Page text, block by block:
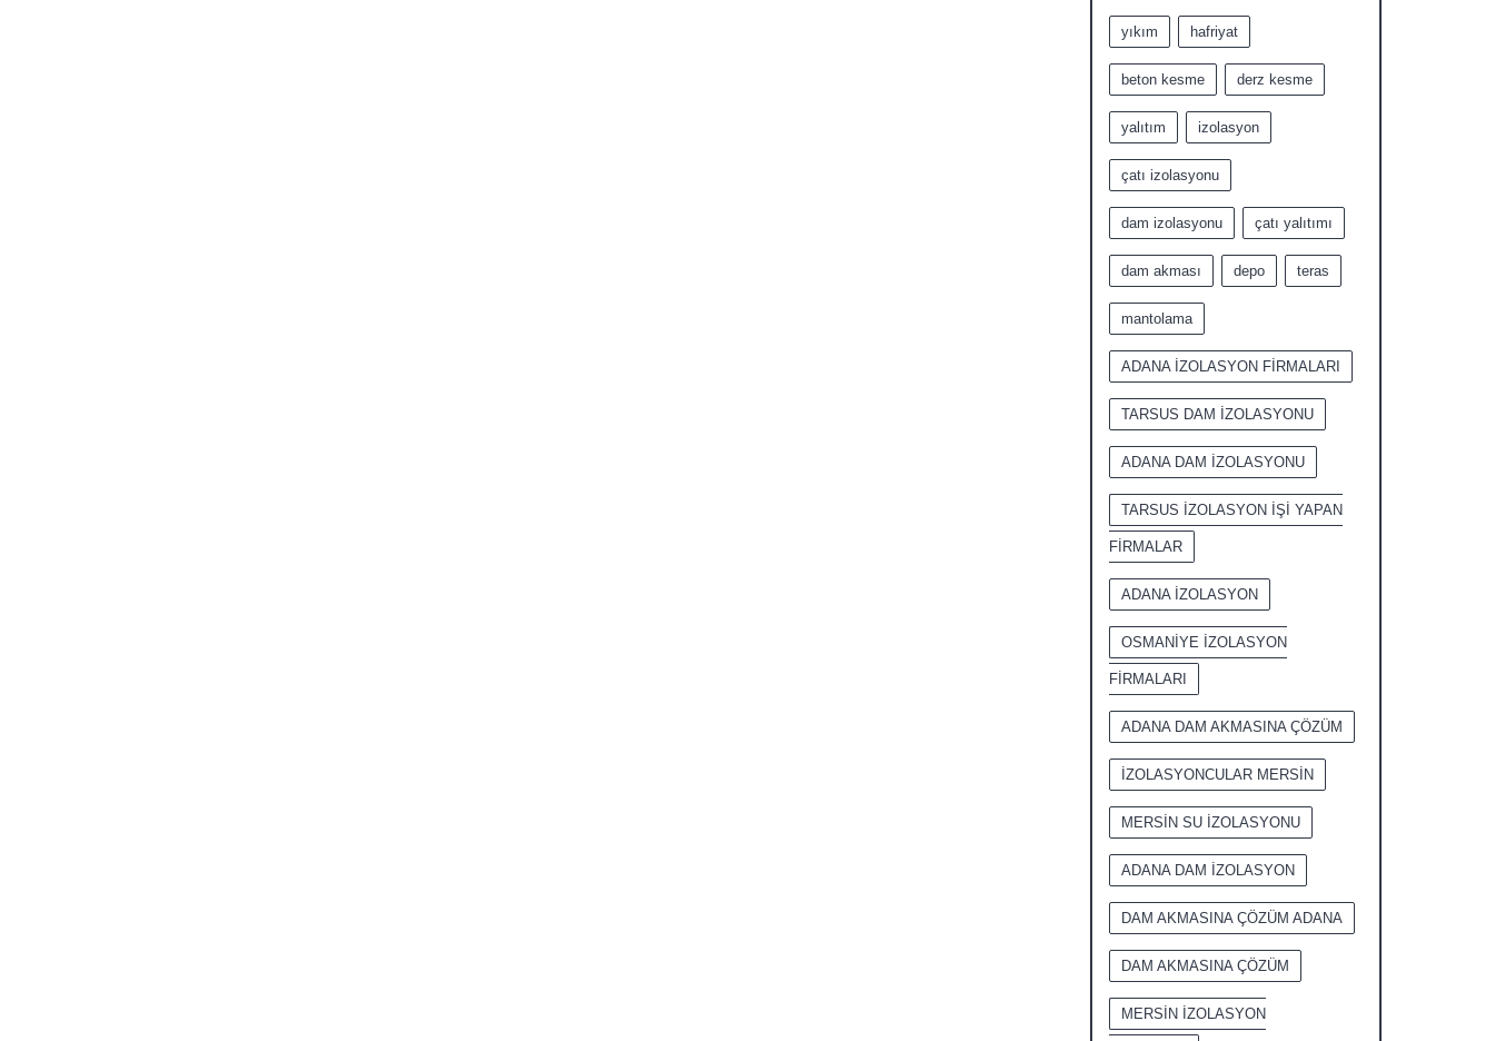
yıkım hafriyat
beton kesme derz kesme
yalıtım izolasyon
çatı izolasyonu
dam izolasyonu çatı yalıtımı
dam akması depo teras
mantolama
ADANA İZOLASYON FİRMALARI
TARSUS DAM İZOLASYONU
ADANA DAM İZOLASYONU
TARSUS İZOLASYON İŞİ YAPAN
FİRMALAR
ADANA İZOLASYON
OSMANİYE İZOLASYON
FİRMALARI
ADANA DAM AKMASINA ÇÖZÜM
İZOLASYONCULAR MERSİN
MERSİN SU İZOLASYONU
ADANA DAM İZOLASYON
DAM AKMASINA ÇÖZÜM ADANA
DAM AKMASINA ÇÖZÜM
MERSİN İZOLASYON